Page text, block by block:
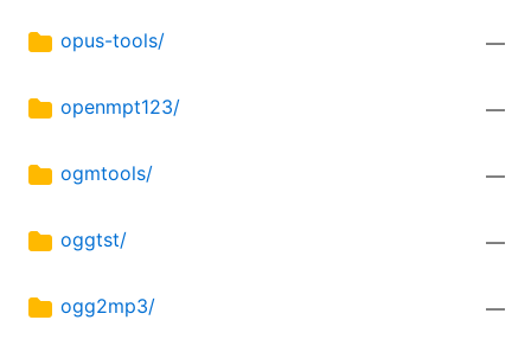
opus-tools/ —
openmpt123/ —
ogmtools/ —
oggtst/ —
ogg2mp3/ —